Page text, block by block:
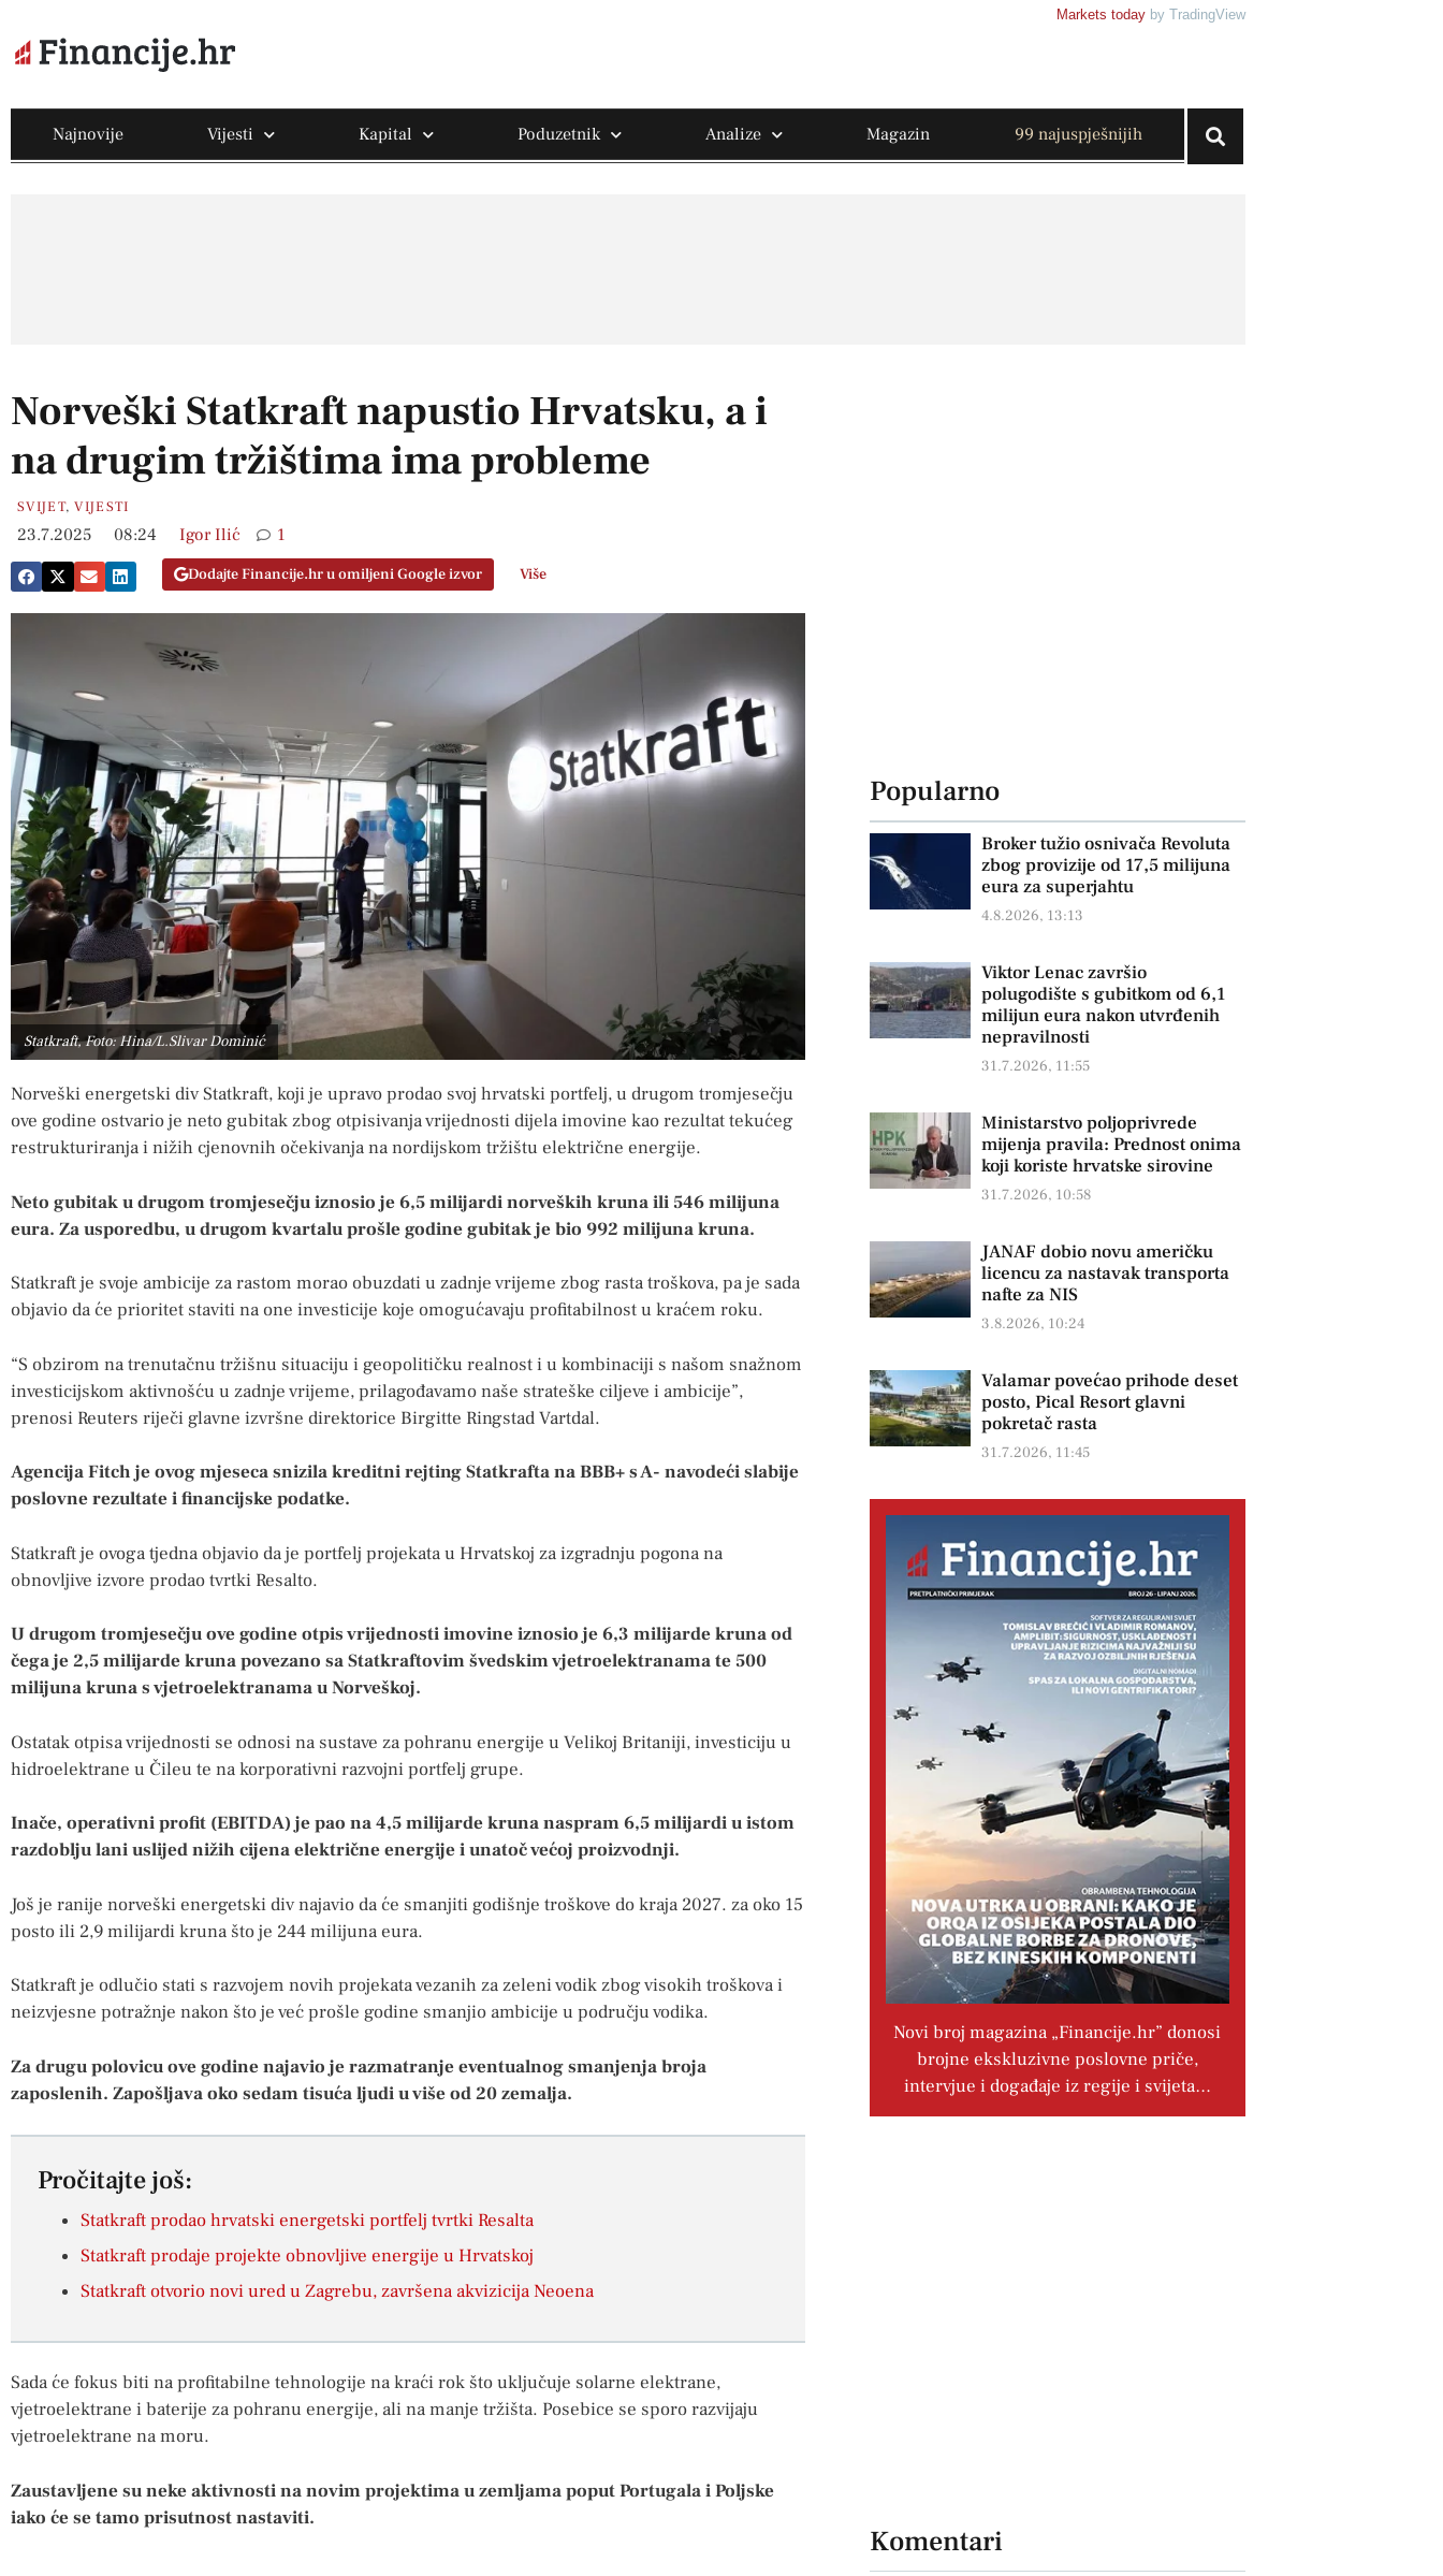
Markets today by TradingView
Najnovije Vijesti Kapital Poduzetnik Analize Magazin 99 najuspješnijih
Norveški Statkraft napustio Hrvatsku, a i
na drugim tržištima ima probleme
SVIJET,VIJESTI
23.7.2025 08:24 Igor Ilić 1
Dodajte Financije.hr u omiljeni Google izvor Više
Statkraft, Foto: Hina/L.Slivar Dominić
Norveški energetski div Statkraft, koji je upravo prodao svoj hrvatski portfelj, u drugom tromjesečju
ove godine ostvario je neto gubitak zbog otpisivanja vrijednosti dijela imovine kao rezultat tekućeg
restrukturiranja i nižih cjenovnih očekivanja na nordijskom tržištu električne energije.
Neto gubitak u drugom tromjesečju iznosio je 6,5 milijardi norveških kruna ili 546 milijuna
eura. Za usporedbu, u drugom kvartalu prošle godine gubitak je bio 992 milijuna kruna.
Statkraft je svoje ambicije za rastom morao obuzdati u zadnje vrijeme zbog rasta troškova, pa je sada
objavio da će prioritet staviti na one investicije koje omogućavaju profitabilnost u kraćem roku.
“S obzirom na trenutačnu tržišnu situaciju i geopolitičku realnost i u kombinaciji s našom snažnom
investicijskom aktivnošću u zadnje vrijeme, prilagođavamo naše strateške ciljeve i ambicije”,
prenosi Reuters riječi glavne izvršne direktorice Birgitte Ringstad Vartdal.
Agencija Fitch je ovog mjeseca snizila kreditni rejting Statkrafta na BBB+ s A- navodeći slabije
poslovne rezultate i financijske podatke.
Statkraft je ovoga tjedna objavio da je portfelj projekata u Hrvatskoj za izgradnju pogona na
obnovljive izvore prodao tvrtki Resalto.
U drugom tromjesečju ove godine otpis vrijednosti imovine iznosio je 6,3 milijarde kruna od
čega je 2,5 milijarde kruna povezano sa Statkraftovim švedskim vjetroelektranama te 500
milijuna kruna s vjetroelektranama u Norveškoj.
Ostatak otpisa vrijednosti se odnosi na sustave za pohranu energije u Velikoj Britaniji, investiciju u
hidroelektrane u Čileu te na korporativni razvojni portfelj grupe.
Inače, operativni profit (EBITDA) je pao na 4,5 milijarde kruna naspram 6,5 milijardi u istom
razdoblju lani uslijed nižih cijena električne energije i unatoč većoj proizvodnji.
Još je ranije norveški energetski div najavio da će smanjiti godišnje troškove do kraja 2027. za oko 15
posto ili 2,9 milijardi kruna što je 244 milijuna eura.
Statkraft je odlučio stati s razvojem novih projekata vezanih za zeleni vodik zbog visokih troškova i
neizvjesne potražnje nakon što je već prošle godine smanjio ambicije u području vodika.
Za drugu polovicu ove godine najavio je razmatranje eventualnog smanjenja broja
zaposlenih. Zapošljava oko sedam tisuća ljudi u više od 20 zemalja.
Pročitajte još:
Statkraft prodao hrvatski energetski portfelj tvrtki Resalta
Statkraft prodaje projekte obnovljive energije u Hrvatskoj
Statkraft otvorio novi ured u Zagrebu, završena akvizicija Neoena
Sada će fokus biti na profitabilne tehnologije na kraći rok što uključuje solarne elektrane,
vjetroelektrane i baterije za pohranu energije, ali na manje tržišta. Posebice se sporo razvijaju
vjetroelektrane na moru.
Zaustavljene su neke aktivnosti na novim projektima u zemljama poput Portugala i Poljske
iako će se tamo prisutnost nastaviti.
Popularno
Broker tužio osnivača Revoluta
zbog provizije od 17,5 milijuna
eura za superjahtu
4.8.2026, 13:13
Viktor Lenac završio
polugodište s gubitkom od 6,1
milijun eura nakon utvrđenih
nepravilnosti
31.7.2026, 11:55
Ministarstvo poljoprivrede
mijenja pravila: Prednost onima
koji koriste hrvatske sirovine
31.7.2026, 10:58
JANAF dobio novu američku
licencu za nastavak transporta
nafte za NIS
3.8.2026, 10:24
Valamar povećao prihode deset
posto, Pical Resort glavni
pokretač rasta
31.7.2026, 11:45
Novi broj magazina „Financije.hr” donosi
brojne ekskluzivne poslovne priče,
intervjue i događaje iz regije i svijeta…
Komentari